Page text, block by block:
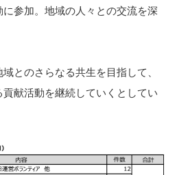
参加。地域の人々との交流を深
とのさらなる共生を目指して、
献活動を継続していくとしてい